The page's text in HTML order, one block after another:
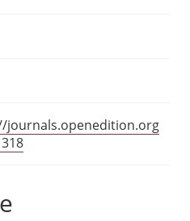
journals.openedition.org